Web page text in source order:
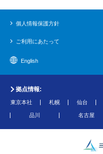
個人情報保護方針
ご利用にあたって
English
拠点情報:
東京本社 札幌 仙台
品川 名古屋